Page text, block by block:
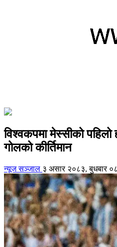
विश्वकपमा मेस्सीको पहिलो
गोलको कीर्तिमान
न्यूज सञ्जाल ३ असार २०८३, बुधबार